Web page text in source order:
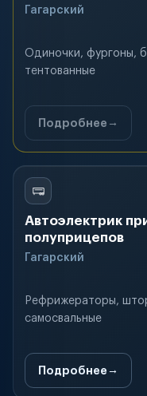
Гагарский
Одиночки, фургоны,
тентованные
Подробнее
Автоэлектрик
полуприцепов
Гагарский
Рефрижераторы,
самосвальные
Подробнее